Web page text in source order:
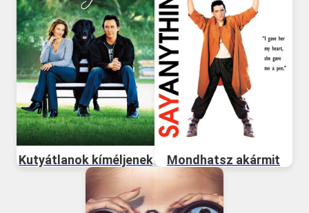
Kutyátlanok kíméljenek Mondhatsz akármit